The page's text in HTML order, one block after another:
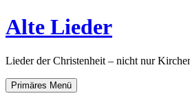
Zum
Inhalt
Alte Lieder
Lieder der Christenheit – nicht nur
Primäres Menü